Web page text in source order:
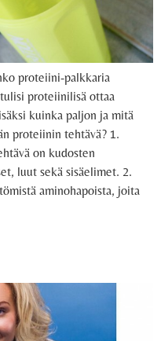
proteiini-palkkaria
proteiinilisä ottaa
kuinka paljon ja mitä
proteiinin tehtävä? 1.
on kudosten
luut sekä sisäelimet. 2.
aminohapoista, joita